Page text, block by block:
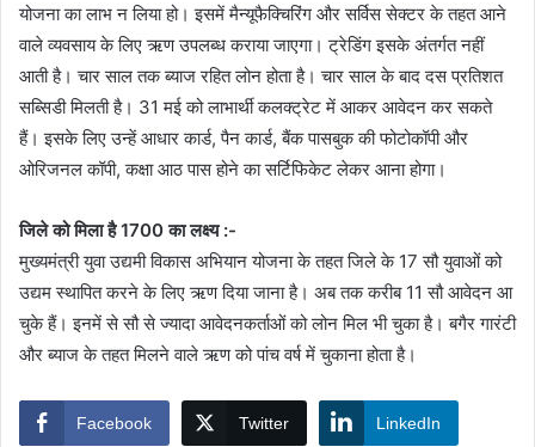
योजना का लाभ न लिया हो। इसमें मैन्यूफैक्चिरिंग और सर्विस सेक्टर के तहत आने
वाले व्यवसाय के लिए ऋण उपलब्ध कराया जाएगा। ट्रेडिंग इसके अंतर्गत नहीं
आती है। चार साल तक ब्याज रहित लोन होता है। चार साल के बाद दस प्रतिशत
सब्सिडी मिलती है। 31 मई को लाभार्थी कलक्ट्रेट में आकर आवेदन कर सकते
हैं। इसके लिए उन्हें आधार कार्ड, पैन कार्ड, बैंक पासबुक की फोटोकॉपी और
ओरिजनल कॉपी, कक्षा आठ पास होने का सर्टिफिकेट लेकर आना होगा।
जिले को मिला है 1700 का लक्ष्य :-
मुख्यमंत्री युवा उद्यमी विकास अभियान योजना के तहत जिले के 17 सौ युवाओं को
उद्यम स्थापित करने के लिए ऋण दिया जाना है। अब तक करीब 11 सौ आवेदन आ
चुके हैं। इनमें से सौ से ज्यादा आवेदनकर्ताओं को लोन मिल भी चुका है। बगैर गारंटी
और ब्याज के तहत मिलने वाले ऋण को पांच वर्ष में चुकाना होता है।
Facebook Twitter LinkedIn